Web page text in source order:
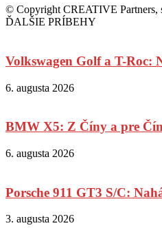
© Copyright CREATIVE Partners,
ĎALŠIE PRÍBEHY
Volkswagen Golf a T-Roc:
6. augusta 2026
BMW X5: Z Číny a pre
6. augusta 2026
Porsche 911 GT3 S/C:
3. augusta 2026